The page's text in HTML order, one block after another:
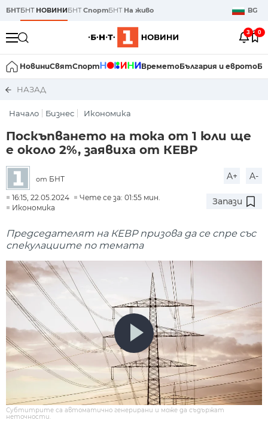
БНТБНТ НОВИНИБНТСпортБНТ На живо BG
3 0
НовиниСвятСпорт ВреметоБългария и еврото
НАЗАД
Начало Бизнес Икономика
Поскъпването на тока от 1 юли ще
е около 2%, заявиха от КЕВР
от БНТ A+ A-
16:15, 22.05.2024
Чете се за: 01:55 мин.
Икономика
Запази
Председателят на КЕВР призова да се спре със
спекулациите по темата
Субтитрите са автоматично генерирани и може да съдържат
неточности.